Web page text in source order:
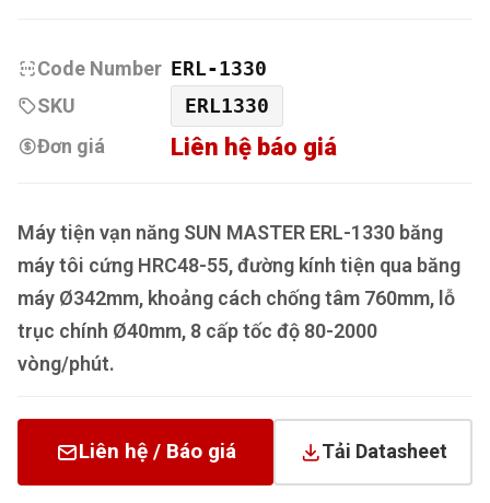
Code Number ERL-1330
SKU
ERL1330
Đơn giá
Liên hệ báo giá
Máy tiện vạn năng SUN MASTER ERL-1330 băng
máy tôi cứng HRC48-55, đường kính tiện qua băng
máy Ø342mm, khoảng cách chống tâm 760mm, lỗ
trục chính Ø40mm, 8 cấp tốc độ 80-2000
vòng/phút.
Liên hệ / Báo giá Tải Datasheet